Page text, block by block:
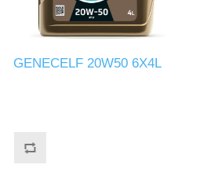
GENECELF 20W50 6X4L